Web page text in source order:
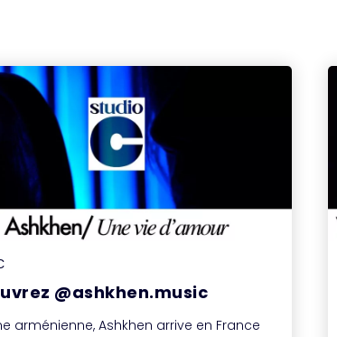
@ashkhen.music
arménienne, Ashkhen arrive en France